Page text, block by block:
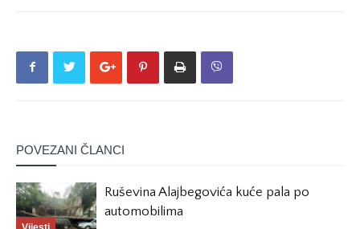
POVEZANI ČLANCI
Ruševina Alajbegovića kuće pala po
automobilima